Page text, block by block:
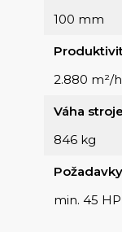
100 mm
2.880 m²/
Váha stroje
846 kg
min. 45 HP